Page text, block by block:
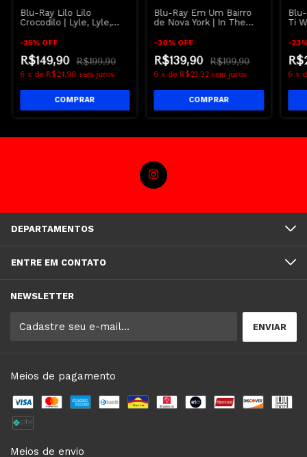
Blu-Ray Lilo Lilo
Crocodilo | Lyle, Lyle,
Mendes - Dublado e
-25% OFF
R$149,90 R$199,90
6 x de R$24,98 sem juros
Blu-Ray Em Um Bairro
de Nova York | In The
Legendado
-30% OFF
R$139,90 R$199,90
6 x de R$23,32 sem juros
Ti
-23
6 x
DEPARTAMENTOS
ENTRE EM CONTATO
NEWSLETTER
Meios de pagamento
Meios de envio